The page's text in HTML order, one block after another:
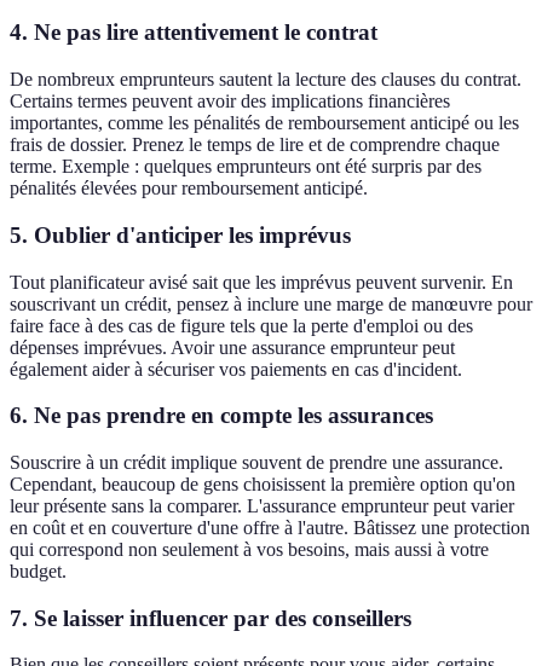
4. Ne pas lire attentivement le contrat
De nombreux emprunteurs sautent la lecture des clauses du contrat.
Certains termes peuvent avoir des implications financières
importantes, comme les pénalités de remboursement anticipé ou les
frais de dossier. Prenez le temps de lire et de comprendre chaque
terme. Exemple : quelques emprunteurs ont été surpris par des
pénalités élevées pour remboursement anticipé.
5. Oublier d'anticiper les imprévus
Tout planificateur avisé sait que les imprévus peuvent survenir. En
souscrivant un crédit, pensez à inclure une marge de manœuvre pour
faire face à des cas de figure tels que la perte d'emploi ou des
dépenses imprévues. Avoir une assurance emprunteur peut
également aider à sécuriser vos paiements en cas d'incident.
6. Ne pas prendre en compte les assurances
Souscrire à un crédit implique souvent de prendre une assurance.
Cependant, beaucoup de gens choisissent la première option qu'on
leur présente sans la comparer. L'assurance emprunteur peut varier
en coût et en couverture d'une offre à l'autre. Bâtissez une protection
qui correspond non seulement à vos besoins, mais aussi à votre
budget.
7. Se laisser influencer par des conseillers